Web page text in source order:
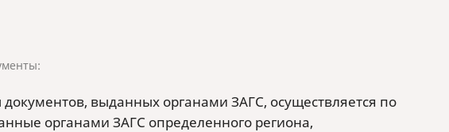
выданных органами ЗАГС, осуществляется по
органами ЗАГС определенного региона,